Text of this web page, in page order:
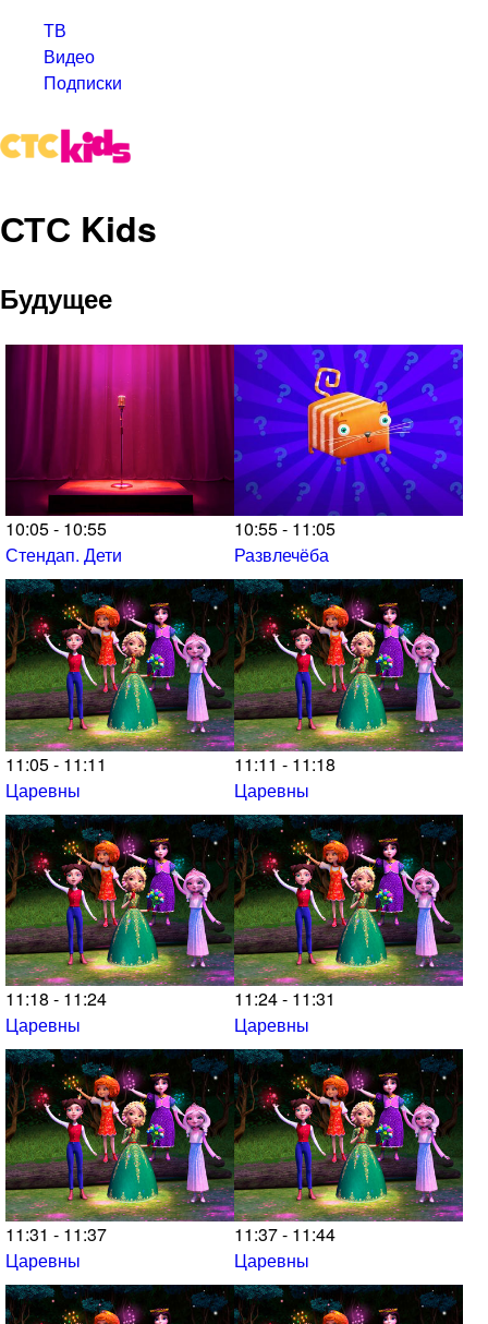
ТВ
Видео
Подписки
СТС Kids
Будущее
10:05 - 10:55
Стендап. Дети
10:55 - 11:05
Развлечёба
11:05 - 11:11
Царевны
11:11 - 11:18
Царевны
11:18 - 11:24
Царевны
11:24 - 11:31
Царевны
11:31 - 11:37
Царевны
11:37 - 11:44
Царевны